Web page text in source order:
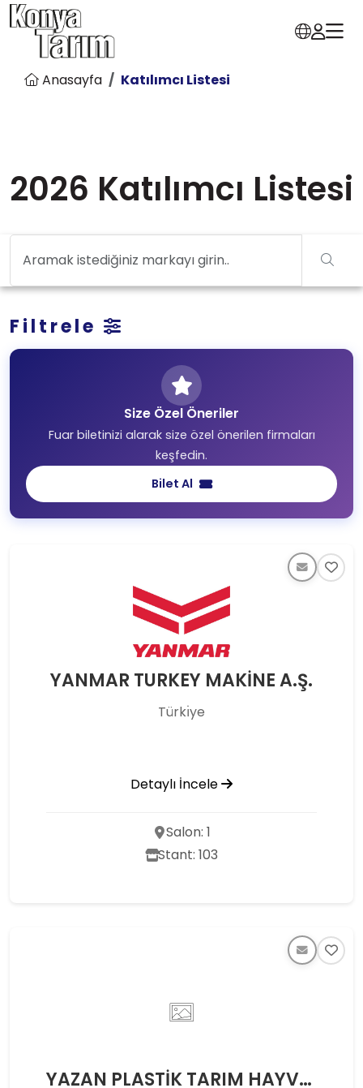
Anasayfa Katılımcı Listesi
2026 Katılımcı Listesi
Filtrele
Size Özel Öneriler
Fuar biletinizi alarak size özel önerilen firmaları
keşfedin.
Bilet Al
YANMAR TURKEY MAKİNE A.Ş.
Türkı̇ye
Detaylı İncele
Salon: 1
Stant: 103
YAZAN PLASTİK TARIM HAYVANCILIK GIDA VE OTOMOTİV SANAYİ TİCARET LİMİTED ŞİRKETİ